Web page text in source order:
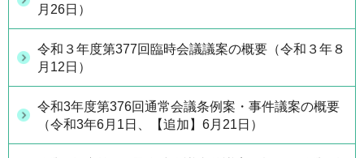
月26日）
令和３年度第377回臨時会議議案の概要（令和３年８
月12日）
令和3年度第376回通常会議条例案・事件議案の概要
（令和3年6月1日、【追加】6月21日）